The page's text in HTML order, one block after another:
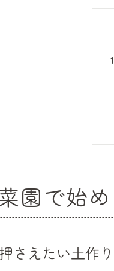
園で始
さえたい土作